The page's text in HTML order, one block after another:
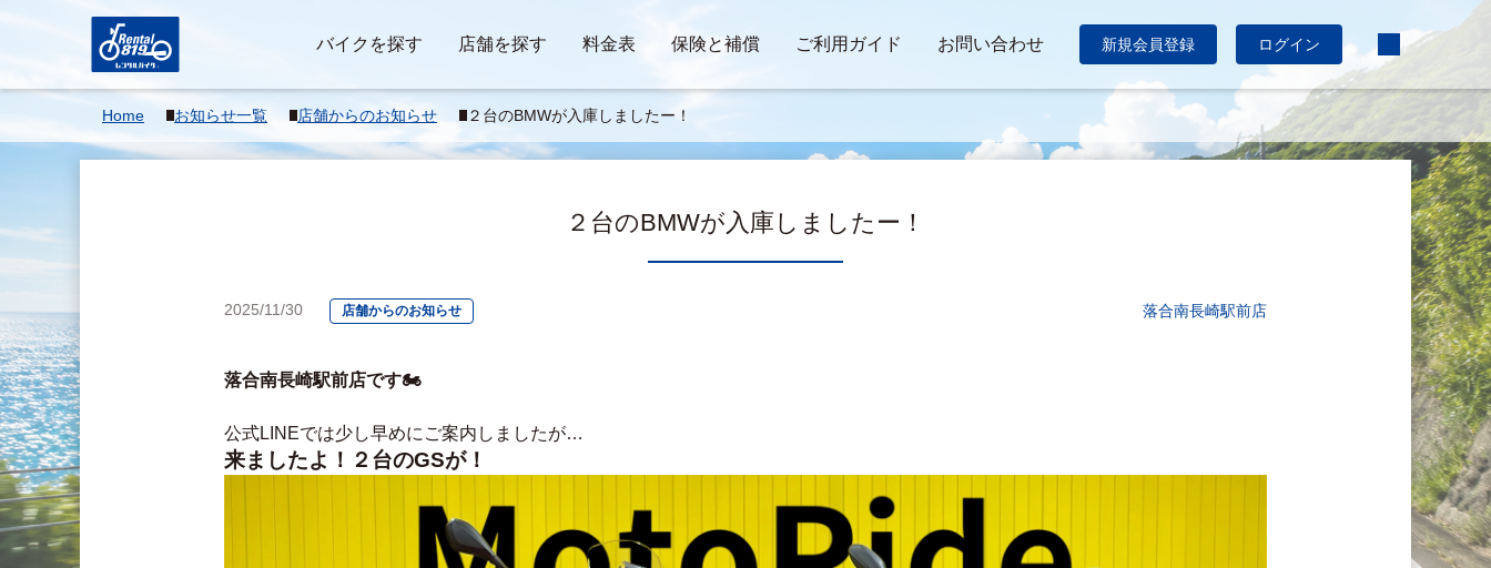
バイクを探す 店舗を探す 料金表 保険と補償 ご利用ガイド お問い合わせ 新規会員登録 ログイン
Home お知らせ一覧 店舗からのお知らせ ２台のBMWが入庫しましたー！
２台のBMWが入庫しましたー！
2025/11/30 店舗からのお知らせ 落合南長崎駅前店
落合南長崎駅前店です🏍
公式LINEでは少し早めにご案内しましたが…
来ましたよ！２台のGSが！